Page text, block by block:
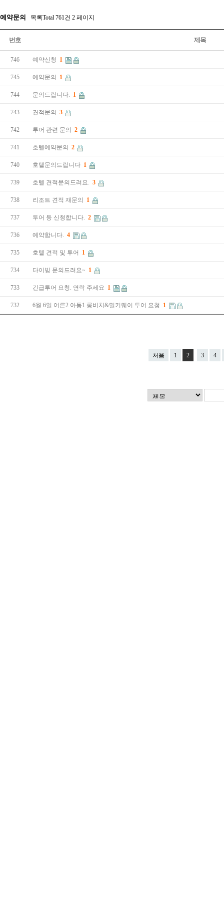
예약문의 목록Total 761건 2 페이지
번호 제목
746 예약신청 1
745 예약문의 1
744 문의드립니다. 1
743 견적문의 3
742 투어 관련 문의 2
741 호텔예약문의 2
740 호텔문의드립니다 1
739 호텔 견적문의드려요. 3
738 리조트 견적 재문의 1
737 투어 등 신청합니다. 2
736 예약합니다. 4
735 호텔 견적 및 투어 1
734 다이빙 문의드려요~ 1
733 긴급투어 요청. 연락 주세요 1
732 6월 6일 어른2 아동1 롱비치&밀키웨이 투어 요청 1
처음 1 2 3 4